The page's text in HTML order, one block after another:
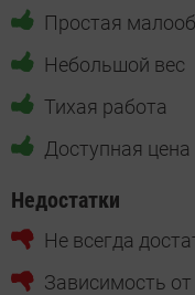
Простая
Небольшой вес
Тихая работа
Доступная цена
Недостатки
Не всегда
Зависимость